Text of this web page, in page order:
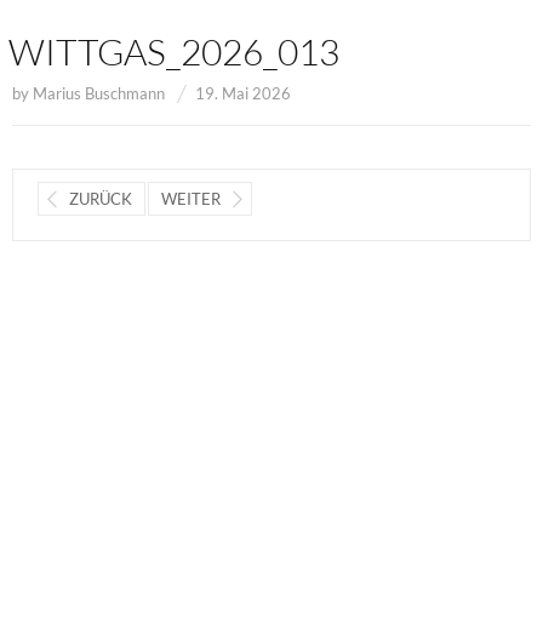
WITTGAS_2026_013
by Marius Buschmann 19. Mai 2026
ZURÜCK WEITER